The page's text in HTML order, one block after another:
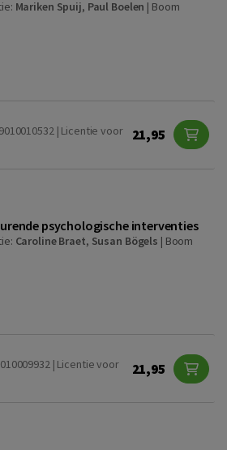
Mariken Spuij, Paul Boelen | Boom
| Licentie voor
21,95
psychologische interventies
Caroline Braet, Susan Bögels | Boom
| Licentie voor
21,95